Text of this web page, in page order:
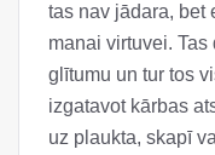
tas nav jādara, bet
manai virtuvei.
glītumu un tur tos
izgatavot kārbas
uz plaukta, skapī